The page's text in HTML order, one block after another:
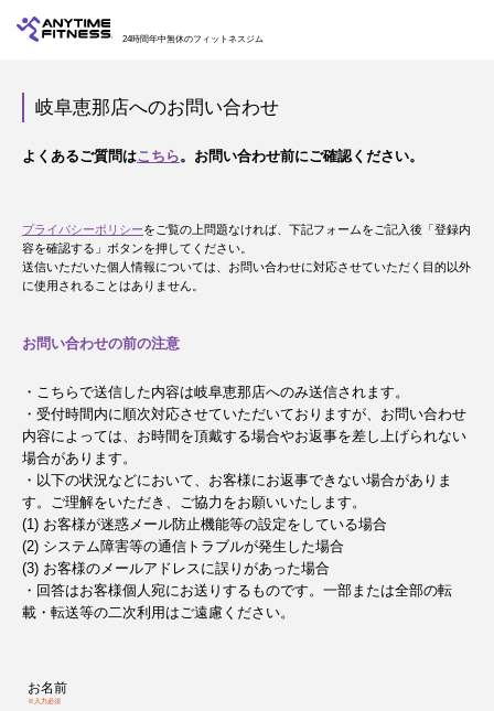
24時間年中無休のフィットネスジム
岐阜恵那店へのお問い合わせ
よくあるご質問はこちら。お問い合わせ前にご確認ください。
プライバシーポリシーをご覧の上問題なければ、下記フォームをご記入後「登録内
容を確認する」ボタンを押してください。
送信いただいた個人情報については、お問い合わせに対応させていただく目的以外
に使用されることはありません。
お問い合わせの前の注意
・こちらで送信した内容は岐阜恵那店へのみ送信されます。
・受付時間内に順次対応させていただいておりますが、お問い合わせ
内容によっては、お時間を頂戴する場合やお返事を差し上げられない
場合があります。
・以下の状況などにおいて、お客様にお返事できない場合がありま
す。ご理解をいただき、ご協力をお願いいたします。
(1) お客様が迷惑メール防止機能等の設定をしている場合
(2) システム障害等の通信トラブルが発生した場合
(3) お客様のメールアドレスに誤りがあった場合
・回答はお客様個人宛にお送りするものです。一部または全部の転
載・転送等の二次利用はご遠慮ください。
お名前
※入力必須